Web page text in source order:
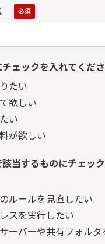
ェックを入れてくだ
たい
欲しい
い
が欲しい
当するものにチェッ
ルールを見直したい
スを実行したい
ーバーや共有フォル